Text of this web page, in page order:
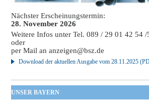
Nächster Erscheinungstermin:
28. November 2026
Weitere Infos unter Tel. 089 / 29 01 42 54 /
oder
per Mail ananzeigen@bsz.de
Download der aktuellen Ausgabe vom 28.11.2025
UNSER BAYERN